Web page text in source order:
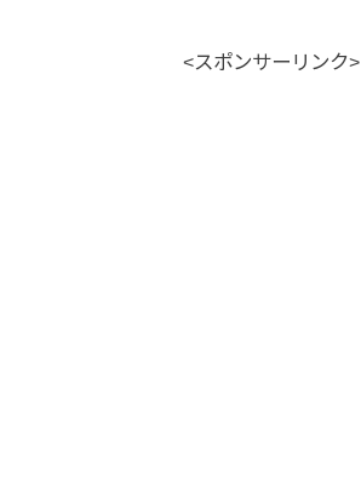
<スポンサーリンク>